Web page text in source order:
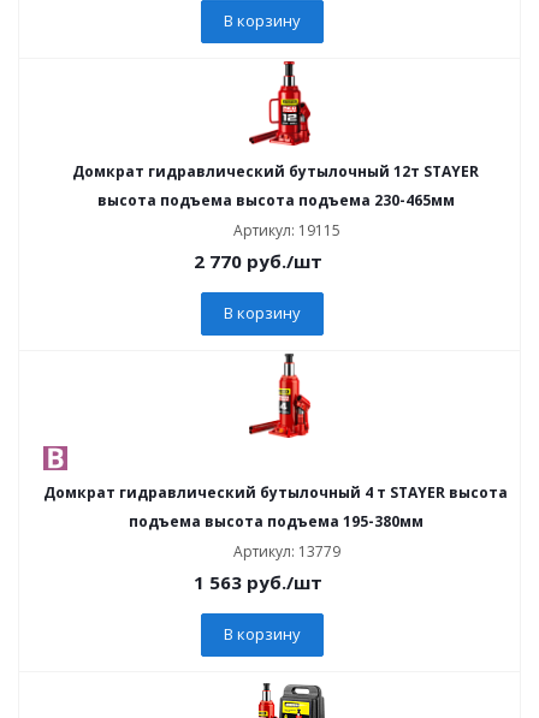
В корзину
Домкрат гидравлический бутылочный 12т STAYER
высота подъема высота подъема 230-465мм
Артикул: 19115
2 770руб./шт
В корзину
Домкрат гидравлический бутылочный 4 т STAYER высота
подъема высота подъема 195-380мм
Артикул: 13779
1 563руб./шт
В корзину